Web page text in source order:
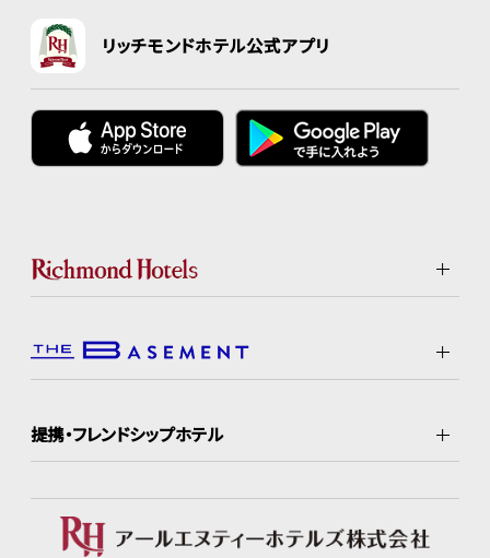
リッチモンドホテル公式アプリ
提携・フレンドシップホテル